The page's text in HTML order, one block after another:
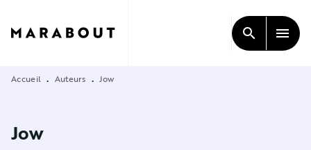
CONTENU
search menu
Accueil • Auteurs • Jow
Jow